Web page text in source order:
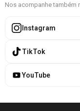
Nos acompanhe também
Instagram
TikTok
YouTube